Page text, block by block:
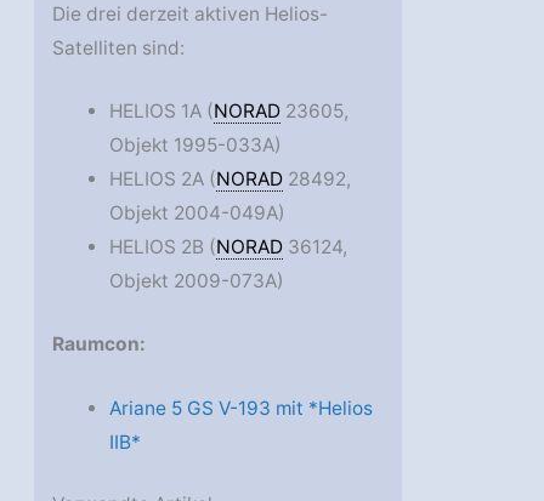
Die drei derzeit aktiven Helios-
Satelliten sind:
HELIOS 1A (NORAD23605,
Objekt 1995-033A)
HELIOS 2A (NORAD28492,
Objekt 2004-049A)
HELIOS 2B (NORAD36124,
Objekt 2009-073A)
Raumcon:
Ariane 5 GS V-193 mit *Helios
IIB*